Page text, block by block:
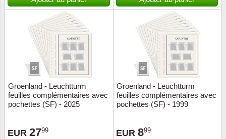
Groenland - Leuchtturm
feuilles complémentaires avec
pochettes (SF) - 2025
EUR 2799
Groenland - Leuchtturm
feuilles complémentaires avec
pochettes (SF) - 1999
EUR 899